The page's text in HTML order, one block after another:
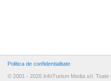
Politica de confidentialitate
© 2001 - 2026 InfoTurism Media srl. Toate